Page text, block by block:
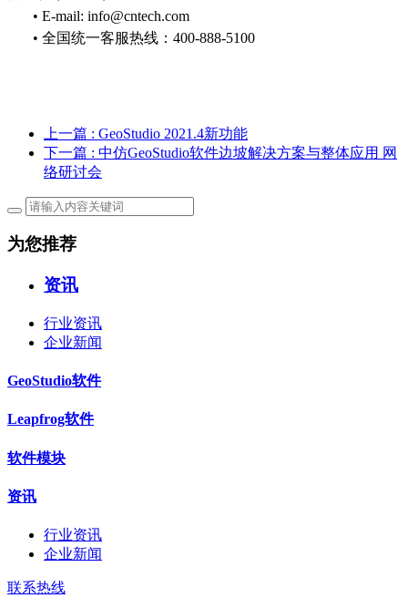
• E-mail: info@cntech.com
• 全国统一客服热线：400-888-5100
上一篇 : GeoStudio 2021.4新功能
下一篇 : 中仿GeoStudio软件边坡解决方案与整体应用 网
络研讨会
为您推荐
资讯
行业资讯
企业新闻
GeoStudio软件
Leapfrog软件
软件模块
资讯
行业资讯
企业新闻
联系热线